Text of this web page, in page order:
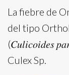
La fiebre de
del tipo
(𝐶𝑢𝑙𝑖𝑐𝑜𝑖𝑑𝑒𝑠
Culex Sp.